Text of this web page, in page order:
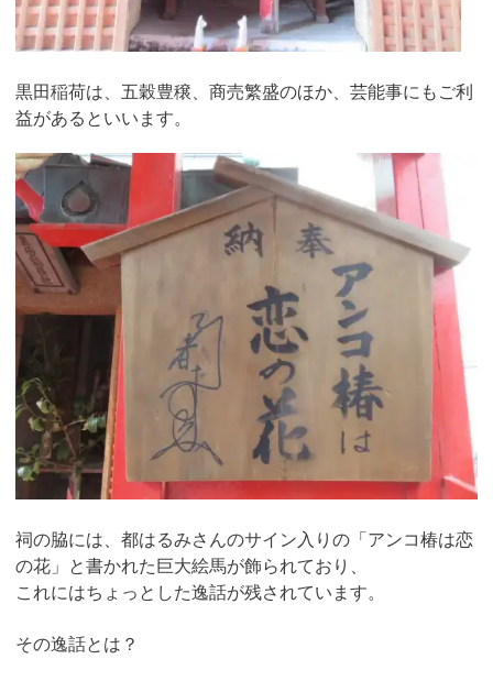
黒田稲荷は、五穀豊穣、商売繁盛のほか、芸能事にもご利
益があるといいます。
祠の脇には、都はるみさんのサイン入りの「アンコ椿は恋
の花」と書かれた巨大絵馬が飾られており、
これにはちょっとした逸話が残されています。
その逸話とは？